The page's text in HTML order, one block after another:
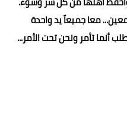
معا جميعاً يد واحدة
أنما تأمر ونحن تحت الأمر...